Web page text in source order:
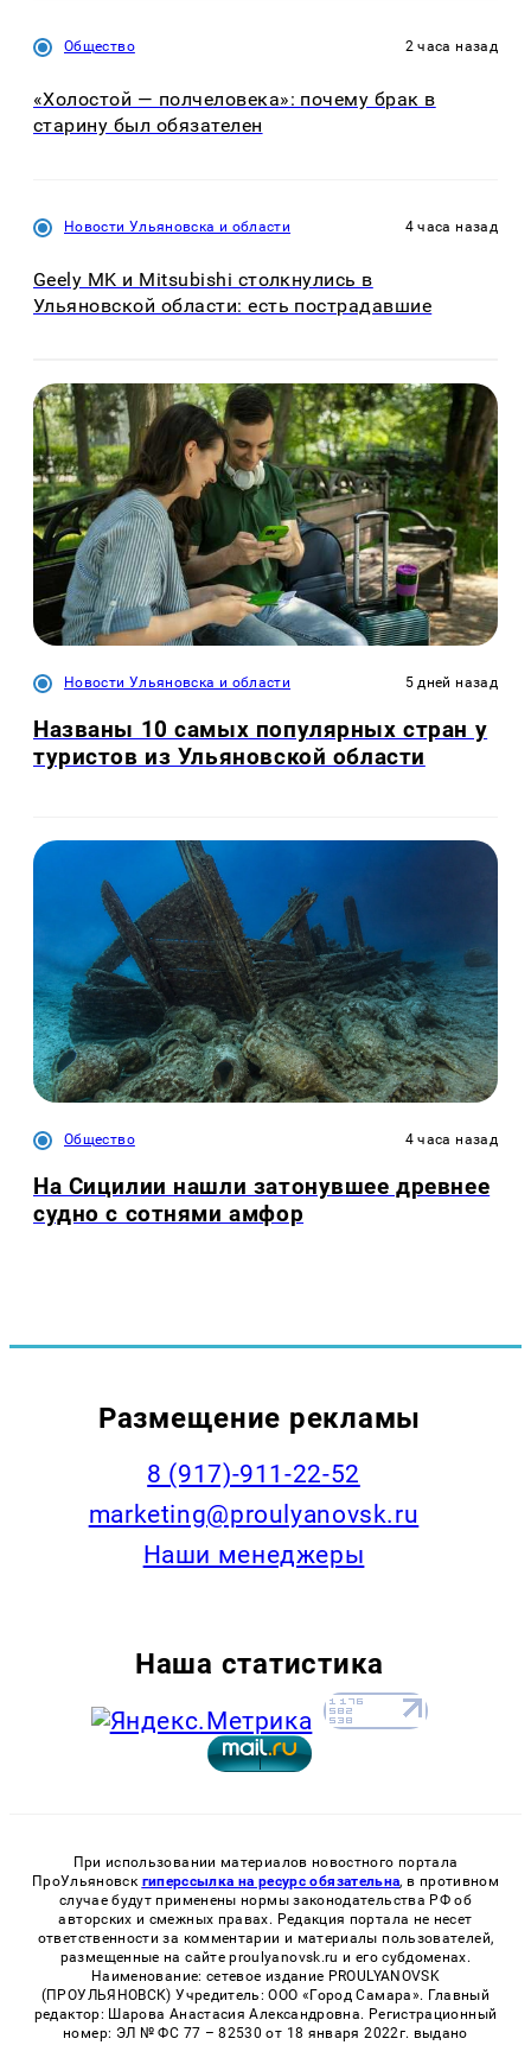
Общество 2 часа назад
«Холостой — полчеловека»: почему брак в
старину был обязателен
Новости Ульяновска и области 4 часа назад
Geely MK и Mitsubishi столкнулись в
Ульяновской области: есть пострадавшие
Новости Ульяновска и области 5 дней назад
Названы 10 самых популярных стран у
туристов из Ульяновской области
Общество 4 часа назад
На Сицилии нашли затонувшее древнее
судно с сотнями амфор
Размещение рекламы
8 (917)-911-22-52
marketing@proulyanovsk.ru
Наши менеджеры
Наша статистика
При использовании материалов новостного портала
ПроУльяновск гиперссылка на ресурс обязательна, в противном
случае будут применены нормы законодательства РФ об
авторских и смежных правах. Редакция портала не несет
ответственности за комментарии и материалы пользователей,
размещенные на сайте proulyanovsk.ru и его субдоменах.
Наименование: сетевое издание PROULYANOVSK
(ПРОУЛЬЯНОВСК) Учредитель: ООО «Город Самара». Главный
редактор: Шарова Анастасия Александровна. Регистрационный
номер: ЭЛ № ФС 77 – 82530 от 18 января 2022г. выдано